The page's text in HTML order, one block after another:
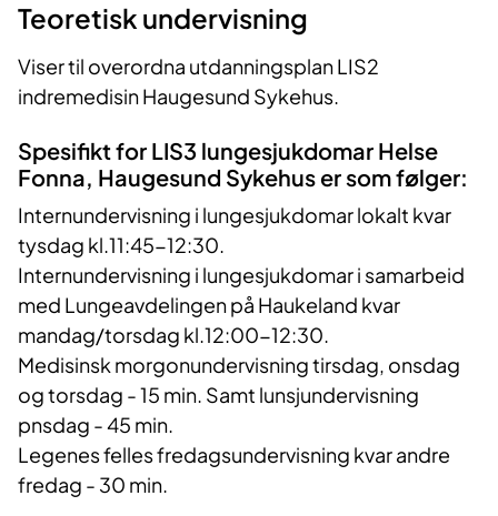
Teoretisk undervisning
Viser til overordna utdanningsplan LIS2
indremedisin Haugesund Sykehus.
Spesifikt for LIS3 lungesjukdomar Helse
Fonna, Haugesund Sykehus er som følger:
Internundervisning i lungesjukdomar lokalt kvar
tysdag kl.11:45-12:30.
Internundervisning i lungesjukdomar i samarbeid
med Lungeavdelingen på Haukeland kvar
mandag/torsdag kl.12:00-12:30.
Medisinsk morgonundervisning tirsdag, onsdag
og torsdag - 15 min. Samt lunsjundervisning
pnsdag - 45 min.
Legenes felles fredagsundervisning kvar andre
fredag - 30 min.